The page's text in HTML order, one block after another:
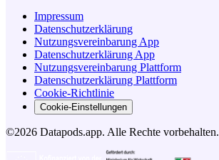
Impressum
Datenschutzerklärung
Nutzungsvereinbarung App
Datenschutzerklärung App
Nutzungsvereinbarung Plattform
Datenschutzerklärung Plattform
Cookie-Richtlinie
Cookie-Einstellungen
©2026 Datapods.app. Alle Rechte vorbehalten.